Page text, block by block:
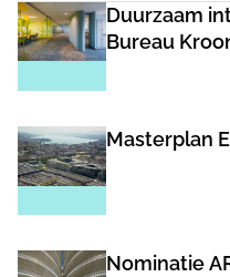
Duurzaam
Bureau
Masterplan
Nominatie